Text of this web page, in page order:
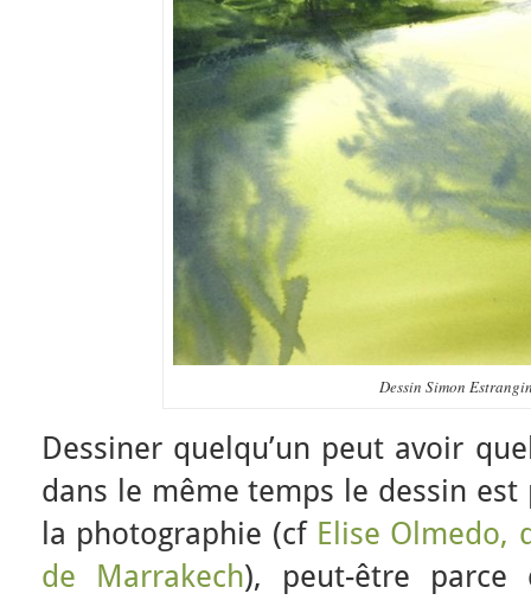
Dessin Simon
Dessiner quelqu’un peut avoir
dans le même temps le dessin
la photographie (cf Elise Olmedo,
de Marrakech), peut-être parce